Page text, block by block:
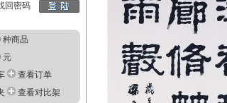
回密码
种商品
元
查看订单
查看对比架